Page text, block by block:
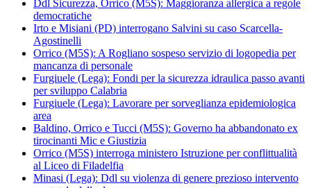
Ddl Sicurezza, Orrico (M5S): Maggioranza allergica a regole
democratiche
Irto e Misiani (PD) interrogano Salvini su caso Scarcella-
Agostinelli
Orrico (M5S): A Rogliano sospeso servizio di logopedia per
mancanza di personale
Furgiuele (Lega): Fondi per la sicurezza idraulica passo avanti
per sviluppo Calabria
Furgiuele (Lega): Lavorare per sorveglianza epidemiologica
area
Baldino, Orrico e Tucci (M5S): Governo ha abbandonato ex
tirocinanti Mic e Giustizia
Orrico (M5S) interroga ministero Istruzione per conflittualità
al Liceo di Filadelfia
Minasi (Lega): Ddl su violenza di genere prezioso intervento